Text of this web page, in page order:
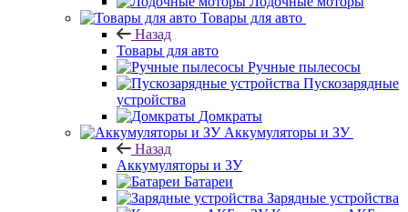
Товары для авто
Назад
Товары для авто
Ручные пылесосы
Пускозарядные
устройства
Домкраты
Аккумуляторы и ЗУ
Назад
Аккумуляторы и ЗУ
Батареи
Зарядные устройства